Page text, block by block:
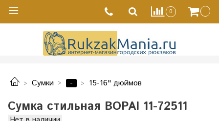
0
Сумки - 15-16" дюймов
Сумка стильная BOPAI 11-72511